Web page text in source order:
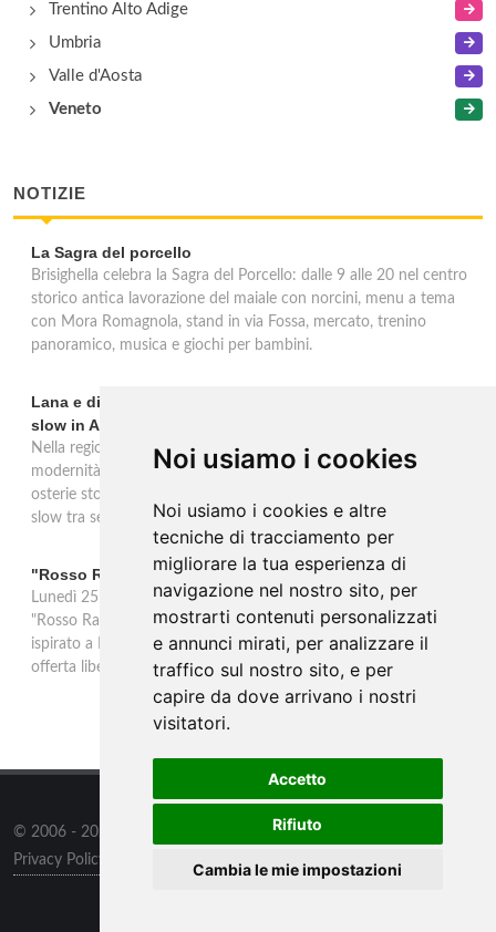
Noi usiamo i cookies
Noi usiamo i cookies e altre
tecniche di tracciamento per
migliorare la tua esperienza di
navigazione nel nostro sito, per
mostrarti contenuti personalizzati
e annunci mirati, per analizzare il
traffico sul nostro sito, e per
capire da dove arrivano i nostri
visitatori.
Accetto
Rifiuto
Cambia le mie impostazioni
Trentino Alto Adige
Umbria
Valle d'Aosta
Veneto
NOTIZIE
La Sagra del porcello
Brisighella celebra la Sagra del Porcello: dalle 9 alle 20 nel centro
storico antica lavorazione del maiale con norcini, menu a tema
con Mora Romagnola, stand in via Fossa, mercato, trenino
panoramico, musica e giochi per bambini.
Lana e dintorni: Törggelen, vini d'eccellenza e vacanze
slow in Alto Adige
Nella regione di Lana in Alto Adige tradizione contadina e
modernità si fondono in un'esperienza autentica. Törggelen nelle
osterie storiche, vini da antiche tradizioni vitivinicole e vacanze
slow tra sentieri delle rogge e produttori locali.
"Rosso Rame" in scena a Collepasso il 25 agosto
Lunedì 25 agosto al Palazzo Baronale di Collepasso va in scena
"Rosso Rame", spettacolo di Mary Negro e Gabriele Polimeno
ispirato a Dario Fo e Franca Rame. Ingresso con prenotazione e
offerta libera alle ore 21.
© 2006 - 2026
all rights reserved.
Privacy Policy
Preferenze sui Cookies